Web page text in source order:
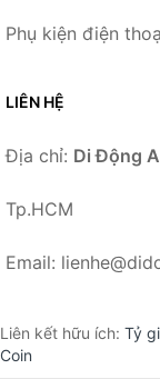
Phụ kiện điện
LIÊN HỆ
Địa chỉ: Di Động
Tp.HCM
Email:
Liên kết hữu ích: Tỷ
Coin